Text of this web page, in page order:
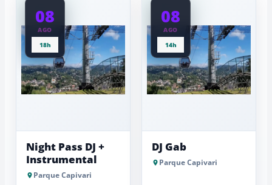
08
AGO
18h
Night Pass DJ +
Instrumental
Parque Capivari
08
AGO
14h
DJ Gab
Parque Capivari